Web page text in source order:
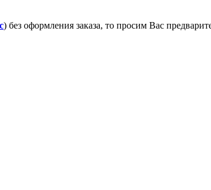
) без оформления заказа, то просим Вас